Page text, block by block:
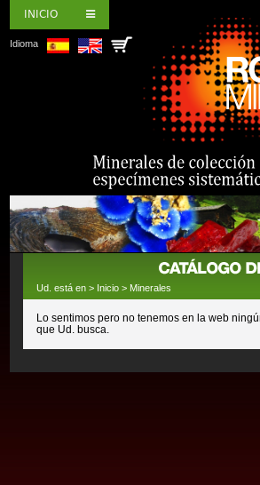
INICIO
Idioma
Ud. está en > Inicio > Minerales
Lo sentimos pero no tenemos en la web
que Ud. busca.